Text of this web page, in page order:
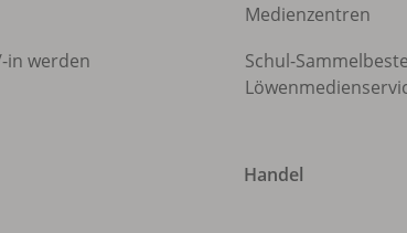
-in werden
Medienzentren
Schul-
Handel